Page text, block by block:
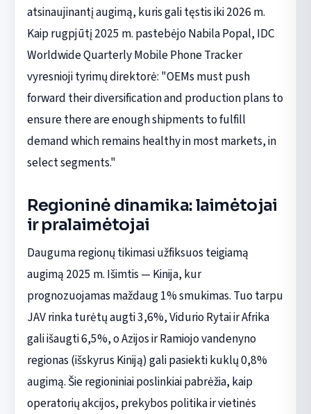
atsinaujinantį augimą, kuris gali tęstis iki 2026 m.
Kaip rugpjūtį 2025 m. pastebėjo Nabila Popal, IDC
Worldwide Quarterly Mobile Phone Tracker
vyresnioji tyrimų direktorė: "OEMs must push
forward their diversification and production plans to
ensure there are enough shipments to fulfill
demand which remains healthy in most markets, in
select segments."
Regioninė dinamika: laimėtojai
ir pralaimėtojai
Dauguma regionų tikimasi užfiksuos teigiamą
augimą 2025 m. Išimtis — Kinija, kur
prognozuojamas maždaug 1% smukimas. Tuo tarpu
JAV rinka turėtų augti 3,6%, Vidurio Rytai ir Afrika
gali išaugti 6,5%, o Azijos ir Ramiojo vandenyno
regionas (išskyrus Kiniją) gali pasiekti kuklų 0,8%
augimą. Šie regioniniai poslinkiai pabrėžia, kaip
operatorių akcijos, prekybos politika ir vietinės